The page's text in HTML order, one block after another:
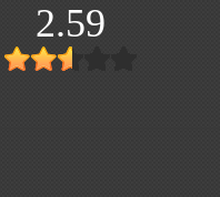
2.59